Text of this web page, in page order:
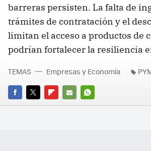
barreras persisten. La falta de
trámites de contratación y el
limitan el acceso a productos de
podrían fortalecer la resiliencia
FACEBOOK
TWITTERFLIPBOARD
E-
WHATSAPP
TEMAS Empresas y Economía